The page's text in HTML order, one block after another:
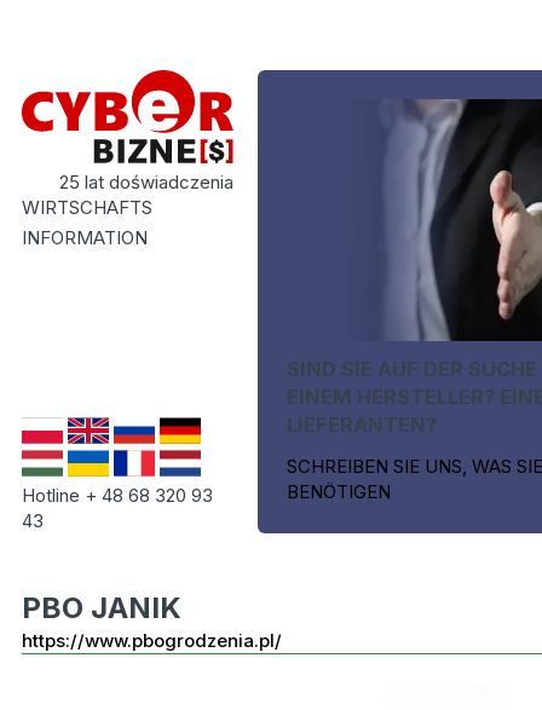
25 lat doświadczenia
WIRTSCHAFTS
INFORMATION
Hotline + 48 68 320 93
43
SIND SIE AUF DER
EINEM HERSTELLER?
LIEFERANTEN?
SCHREIBEN SIE UNS, WAS SIE
BENÖTIGEN
PBO JANIK
https://www.pbogrodzenia.pl/